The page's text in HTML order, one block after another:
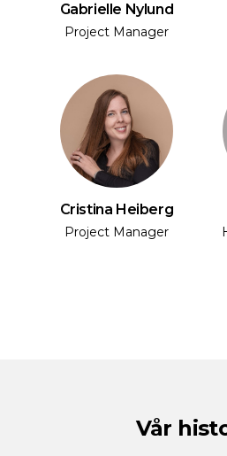
Gabrielle Nylund
Project Manager
Cristina Heiberg
Project Manager
Vår